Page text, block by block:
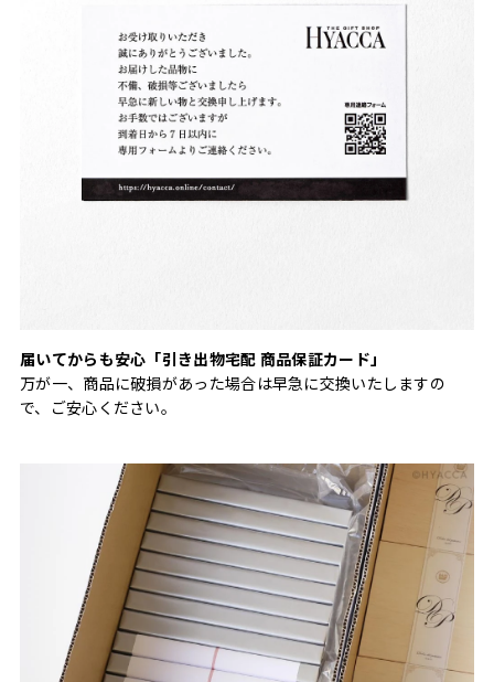
届いてからも安心「引き出物宅配 商品保証カード」
万が一、商品に破損があった場合は早急に交換いたしますの
で、ご安心ください。